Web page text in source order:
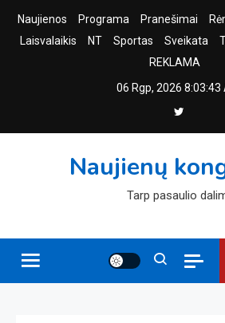
Naujienos Programa Pranešimai
Laisvalaikis
NT Sportas Sveikata
REKLAMA
06 Rgp, 2026 8:03:44
Naujienų
Tarp pasaulio